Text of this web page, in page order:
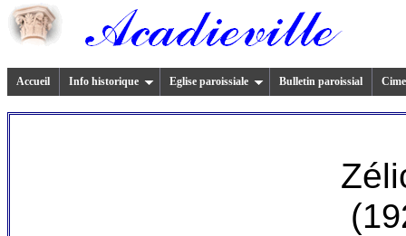
Accueil Info historique Eglise paroissiale Bulletin paroissial